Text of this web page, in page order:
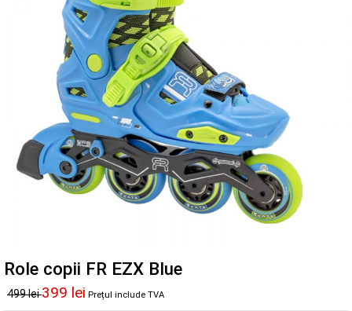
Role copii FR EZX Blue
499 lei399 lei Prețul include TVA